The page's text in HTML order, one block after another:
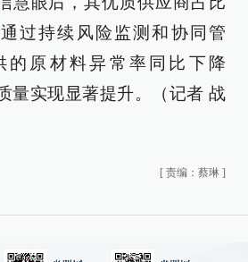
过持续风险监测和协同管
的原材料异常率同比下降
量实现显著提升。（记者 战
[ 责编：蔡琳 ]